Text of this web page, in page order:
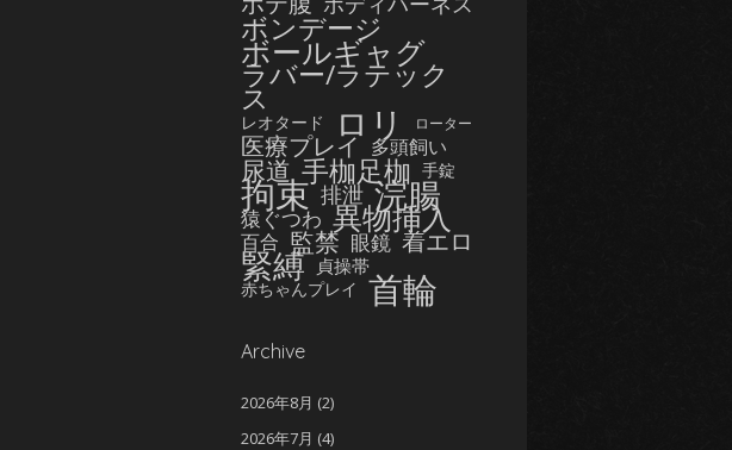
ボンデージ
ボールギャグ
ラバー/ラテック
ス
レオタード ロリ ローター
医療プレイ 多頭飼い
尿道 手枷足枷 手錠
拘束 排泄 浣腸
猿ぐつわ 異物挿入
百合 監禁 眼鏡 着エロ
緊縛 貞操帯
赤ちゃんプレイ 首輪
Archive
2026年8月 (2)
2026年7月 (4)